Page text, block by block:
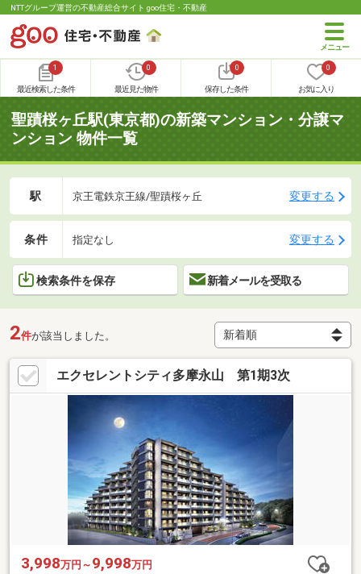
NTTグループ運営の不動産総合サイト goo住宅・不動産
1
最近検索した条件
0
最近見た物件
0
保存した条件
0
お気に入り
聖蹟桜ヶ丘駅(東京都)の新築マンション・分譲マ
ンション 物件一覧
駅 京王電鉄京王線/聖蹟桜ヶ丘 変更する
条件 指定なし 変更する
検索条件を保存 新着メールを受取る
2件が該当しました。
エクセレントシティ多摩永山 第1期3次
3,998万円～ 9,998万円